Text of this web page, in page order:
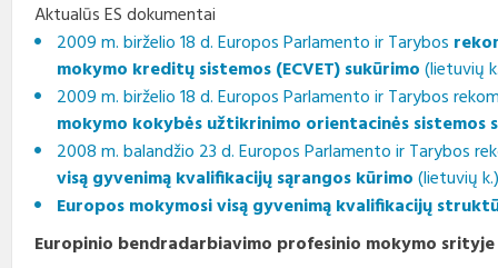
Aktualūs ES dokumentai
2009 m. birželio 18 d. Europos Parlamento ir Tarybos
mokymo kreditų sistemos (ECVET) sukūrimo(lietuvių
2009 m. birželio 18 d. Europos Parlamento ir Tarybos
mokymo kokybės užtikrinimo orientacinės sistemos
2008 m. balandžio 23 d. Europos Parlamento ir Tarybos
visą gyvenimą kvalifikacijų sąrangos kūrimo(lietuvių k.)
Europos mokymosi visą gyvenimą kvalifikacijų
Europinio bendradarbiavimo profesinio mokymo